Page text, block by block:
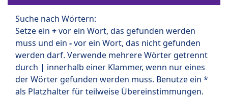
Suche nach Wörtern:
Setze ein +vor ein Wort, das gefunden werden
muss und ein -vor ein Wort, das nicht gefunden
werden darf. Verwende mehrere Wörter getrennt
durch | innerhalb einer Klammer, wenn nur eines
der Wörter gefunden werden muss. Benutze ein *
als Platzhalter für teilweise Übereinstimmungen.